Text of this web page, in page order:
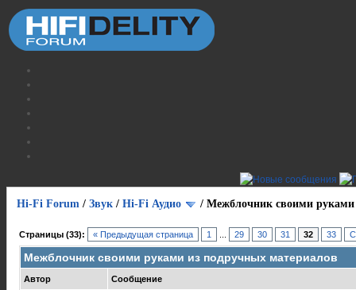
Hi-Fi Forum / Звук / Hi-Fi Аудио / Межблочник своими руками
Страницы (33): « Предыдущая страница 1 29 30 31 32 33
Межблочник своими руками из подручных материалов
Автор Сообщение